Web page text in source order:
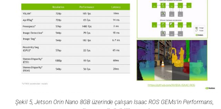
Şekil 5, Jetson Orin Nano 8GB üzerinde çalışan Isaac ROS GEMs’in Performans,